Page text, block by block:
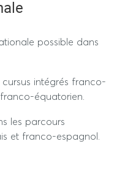
et Franco-
(CMI).
éco-gestion peut être
pour obtenir une
possible dans
intégrés franco-
équatorien.
les parcours
et franco-espagnol.